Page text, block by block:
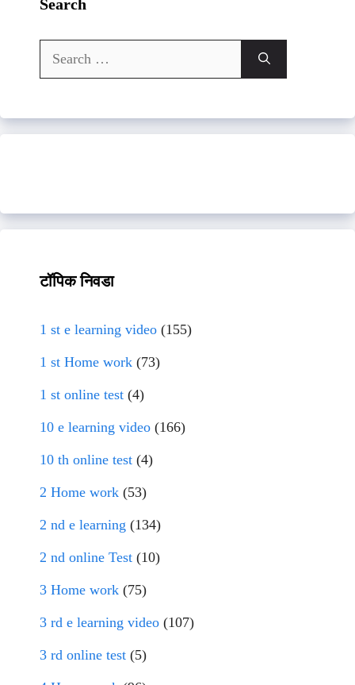
Search
Search
for:
टॉपिक निवडा
1 st e learning video (155)
1 st Home work (73)
1 st online test (4)
10 e learning video (166)
10 th online test (4)
2 Home work (53)
2 nd e learning (134)
2 nd online Test (10)
3 Home work (75)
3 rd e learning video (107)
3 rd online test (5)